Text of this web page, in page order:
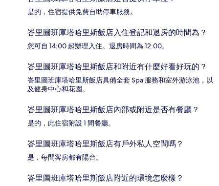
是的，住宿提供免費自助停車服務。
峇里圖班庫塔哈里斯飯店入住登記和退房的時間為？
您可自 14:00 起辦理入住。退房時間為 12:00。
峇里圖班庫塔哈里斯飯店和附近有什麼好看好玩的？
峇里圖班庫塔哈里斯飯店具備全套 Spa 服務和室外游泳池，以
及健身中心和花園。
峇里圖班庫塔哈里斯飯店內部或附近是否有餐廳？
是的，此住宿附設 1 間餐廳。
峇里圖班庫塔哈里斯飯店有戶外私人空間嗎？
是，每間客房都有陽台。
峇里圖班庫塔哈里斯飯店附近的環境怎麼樣？